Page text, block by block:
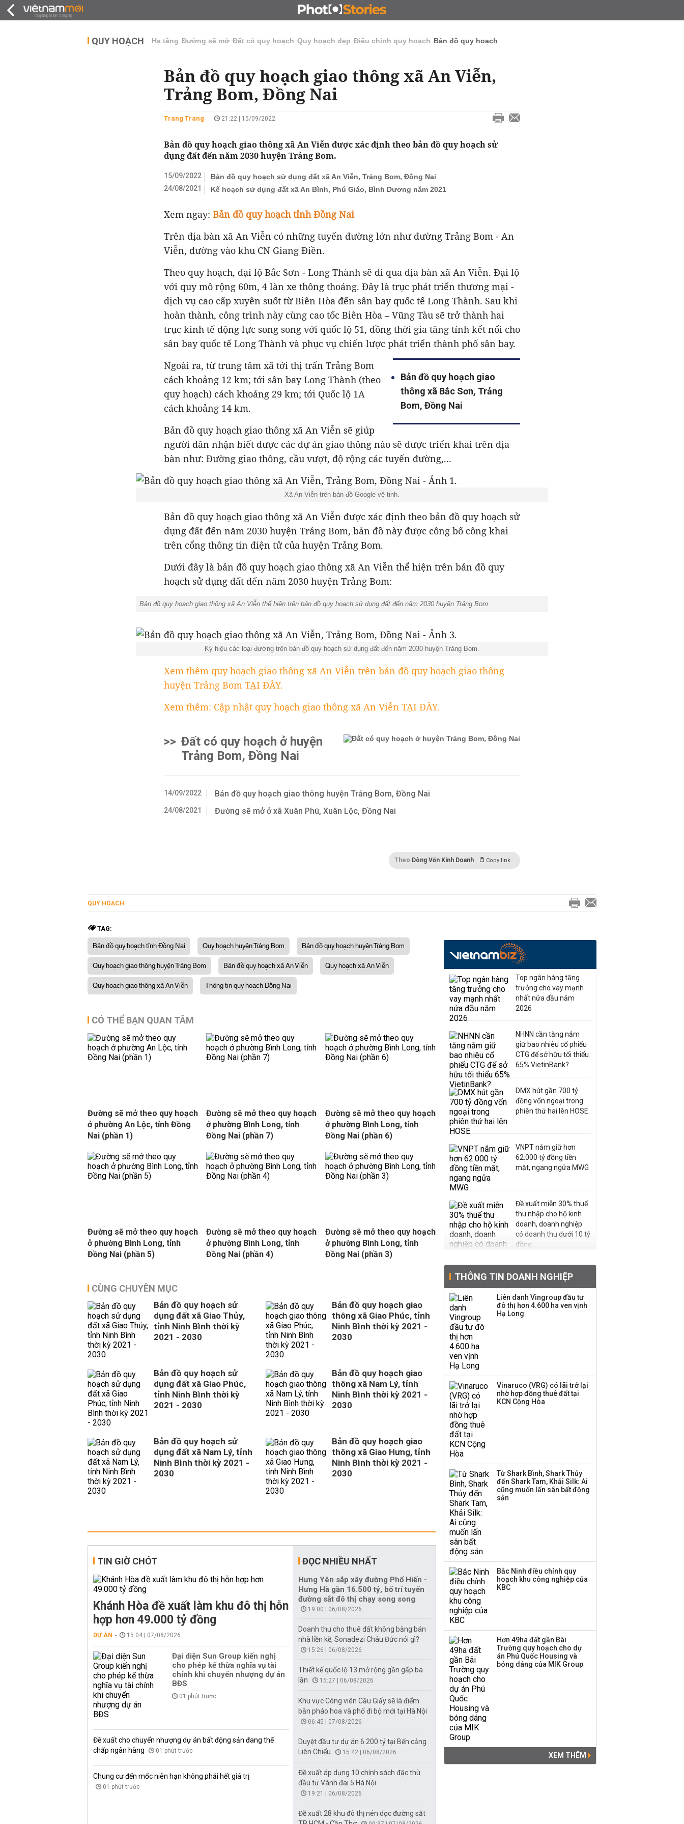
ĐẤU GIÁ - ĐẤU THẦU KINH DOANH
QUY HOẠCH Hạ tầng Đường sẽ mở Đất có quy hoạch Quy hoạch đẹp Điều chỉnh quy hoạch Bản đồ quy hoạch
Bản đồ quy hoạch giao thông xã An Viễn,
Trảng Bom, Đồng Nai
Trang Trang 21:22 | 15/09/2022
Bản đồ quy hoạch giao thông xã An Viễn được xác định theo bản đồ quy hoạch sử
dụng đất đến năm 2030 huyện Trảng Bom.
15/09/2022
Bản đồ quy hoạch sử dụng đất xã An Viễn, Trảng Bom, Đồng Nai
24/08/2021
Kế hoạch sử dụng đất xã An Bình, Phú Giáo, Bình Dương năm 2021
Xem ngay: Bản đồ quy hoạch tỉnh Đồng Nai
Trên địa bàn xã An Viễn có những tuyến đường lớn như đường Trảng Bom - An
Viễn, đường vào khu CN Giang Điền.
Theo quy hoạch, đại lộ Bắc Sơn - Long Thành sẽ đi qua địa bàn xã An Viễn. Đại lộ
với quy mô rộng 60m, 4 làn xe thông thoáng. Đây là trục phát triển thương mại -
dịch vụ cao cấp xuyên suốt từ Biên Hòa đến sân bay quốc tế Long Thành. Sau khi
hoàn thành, công trình này cùng cao tốc Biên Hòa – Vũng Tàu sẽ trở thành hai
trục kinh tế động lực song song với quốc lộ 51, đồng thời gia tăng tính kết nối cho
sân bay quốc tế Long Thành và phục vụ chiến lược phát triển thành phố sân bay.
Bản đồ quy hoạch giao
thông xã Bắc Sơn, Trảng
Bom, Đồng Nai
Ngoài ra, từ trung tâm xã tới thị trấn Trảng Bom
cách khoảng 12 km; tới sân bay Long Thành (theo
quy hoạch) cách khoảng 29 km; tới Quốc lộ 1A
cách khoảng 14 km.
Bản đồ quy hoạch giao thông xã An Viễn sẽ giúp
người dân nhận biết được các dự án giao thông nào sẽ được triển khai trên địa
bàn như: Đường giao thông, cầu vượt, độ rộng các tuyến đường,...
Xã An Viễn trên bản đồ Google vệ tinh.
Bản đồ quy hoạch giao thông xã An Viễn được xác định theo bản đồ quy hoạch sử
dụng đất đến năm 2030 huyện Trảng Bom, bản đồ này được công bố công khai
trên cổng thông tin điện tử của huyện Trảng Bom.
Dưới đây là bản đồ quy hoạch giao thông xã An Viễn thể hiện trên bản đồ quy
hoạch sử dụng đất đến năm 2030 huyện Trảng Bom:
Bản đồ quy hoạch giao thông xã An Viễn thể hiện trên bản đồ quy hoạch sử dụng đất đến năm 2030 huyện Trảng Bom.
Ký hiệu các loại đường trên bản đồ quy hoạch sử dụng đất đến năm 2030 huyện Trảng Bom.
Xem thêm quy hoạch giao thông xã An Viễn trên bản đồ quy hoạch giao thông
huyện Trảng Bom TẠI ĐÂY.
Xem thêm: Cập nhật quy hoạch giao thông xã An Viễn TẠI ĐÂY.
>> Đất có quy hoạch ở huyện
Trảng Bom, Đồng Nai
14/09/2022 Bản đồ quy hoạch giao thông huyện Trảng Bom, Đồng Nai
24/08/2021 Đường sẽ mở ở xã Xuân Phú, Xuân Lộc, Đồng Nai
Theo Dòng Vốn Kinh Doanh Copy link
QUY HOẠCH
TAG:
Bản đồ quy hoạch tỉnh Đồng Nai Quy hoạch huyện Trảng Bom
Bản đồ quy hoạch huyện Trảng Bom
Quy hoạch giao thông huyện Trảng Bom
Bản đồ quy hoạch xã An Viễn
Quy hoạch xã An Viễn
Quy hoạch giao thông xã An Viễn
Thông tin quy hoạch Đồng Nai
CÓ THỂ BẠN QUAN TÂM
Đường sẽ mở theo quy hoạch
ở phường An Lộc, tỉnh Đồng
Nai (phần 1)
Đường sẽ mở theo quy hoạch
ở phường Bình Long, tỉnh
Đồng Nai (phần 7)
Đường sẽ mở theo quy hoạch
ở phường Bình Long, tỉnh
Đồng Nai (phần 6)
Đường sẽ mở theo quy hoạch
ở phường Bình Long, tỉnh
Đồng Nai (phần 5)
Đường sẽ mở theo quy hoạch
ở phường Bình Long, tỉnh
Đồng Nai (phần 4)
Đường sẽ mở theo quy hoạch
ở phường Bình Long, tỉnh
Đồng Nai (phần 3)
CÙNG CHUYÊN MỤC
Bản đồ quy hoạch sử
dụng đất xã Giao Thủy,
tỉnh Ninh Bình thời kỳ
2021 - 2030
Bản đồ quy hoạch giao
thông xã Giao Phúc, tỉnh
Ninh Bình thời kỳ 2021 -
2030
Bản đồ quy hoạch sử
dụng đất xã Giao Phúc,
tỉnh Ninh Bình thời kỳ
2021 - 2030
Bản đồ quy hoạch giao
thông xã Nam Lý, tỉnh
Ninh Bình thời kỳ 2021 -
2030
Bản đồ quy hoạch sử
dụng đất xã Nam Lý, tỉnh
Ninh Bình thời kỳ 2021 -
2030
Bản đồ quy hoạch giao
thông xã Giao Hưng, tỉnh
Ninh Bình thời kỳ 2021 -
2030
TIN GIỜ CHÓT
Khánh Hòa đề xuất làm khu đô thị hỗn
hợp hơn 49.000 tỷ đồng
DỰ ÁN 15:04 | 07/08/2026
Đại diện Sun Group kiến nghị
cho phép kế thừa nghĩa vụ tài
chính khi chuyển nhượng dự án
BĐS
01 phút trước
Đề xuất cho chuyển nhượng dự án bất động sản đang thế
chấp ngân hàng
01 phút trước
Chung cư đến mốc niên hạn không phải hết giá trị
01 phút trước
ĐỌC NHIỀU NHẤT
Hưng Yên sắp xây đường Phố Hiến -
Hưng Hà gần 16.500 tỷ, bố trí tuyến
đường sắt đô thị chạy song song
19:00 | 06/08/2026
Doanh thu cho thuê đất không bằng bán
nhà liền kề, Sonadezi Châu Đức nói gì?
15:26 | 06/08/2026
Thiết kế quốc lộ 13 mở rộng gần gấp ba
lần
15:27 | 06/08/2026
Khu vực Công viên Cầu Giấy sẽ là điểm
bắn pháo hoa và phố đi bộ mới tại Hà Nội
06:45 | 07/08/2026
Duyệt đầu tư dự án 6.200 tỷ tại Bến cảng
Liên Chiểu
15:42 | 06/08/2026
Đề xuất áp dụng 10 chính sách đặc thù
đầu tư Vành đai 5 Hà Nội
19:21 | 06/08/2026
Đề xuất 28 khu đô thị nén dọc đường sắt
Top ngân hàng tăng
trưởng cho vay mạnh
nhất nửa đầu năm
2026
NHNN cần tăng nắm
giữ bao nhiêu cổ phiếu
CTG để sở hữu tối thiểu
65% VietinBank?
DMX hút gần 700 tỷ
đồng vốn ngoại trong
phiên thứ hai lên HOSE
VNPT nắm giữ hơn
62.000 tỷ đồng tiền
mặt, ngang ngửa MWG
Đề xuất miễn 30% thuế
thu nhập cho hộ kinh
doanh, doanh nghiệp
có doanh thu dưới 10 tỷ
đồng
gần 500 triệu cổ phiếu,
tăng vốn lên gần
77.800 tỷ
phiếu, người làm chủ
tịch ở tuổi 27
Việt Nam muốn phát
triển quỹ hưu trí: Từ tiết
kiệm gia đình thành
THÔNG TIN DOANH NGHIỆP
Liên danh Vingroup đầu tư
đô thị hơn 4.600 ha ven vịnh
Hạ Long
Vinaruco (VRG) có lãi trở lại
nhờ hợp đồng thuê đất tại
KCN Cộng Hòa
Từ Shark Bình, Shark Thủy
đến Shark Tam, Khải Silk: Ai
cũng muốn lấn sân bất động
sản
Bắc Ninh điều chỉnh quy
hoạch khu công nghiệp của
KBC
Hơn 49ha đất gần Bãi
Trường quy hoạch cho dự
án Phú Quốc Housing và
bóng dáng của MIK Group
XEM THÊM